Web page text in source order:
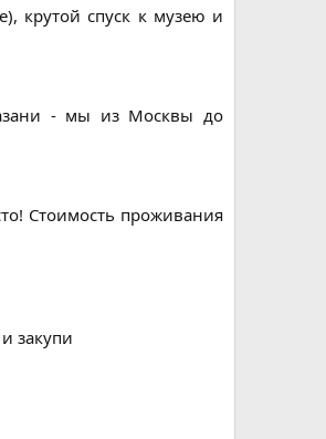
крутой спуск к музею и
- мы из Москвы до
Стоимость проживания
закупи​